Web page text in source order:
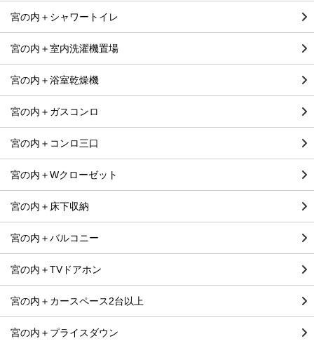
宮の内＋シャワートイレ
宮の内＋室内洗濯機置場
宮の内＋浴室乾燥機
宮の内＋ガスコンロ
宮の内＋コンロ三口
宮の内＋Wクローゼット
宮の内＋床下収納
宮の内＋バルコニー
宮の内＋TVドアホン
宮の内＋カースペース2台以上
宮の内＋プライスダウン